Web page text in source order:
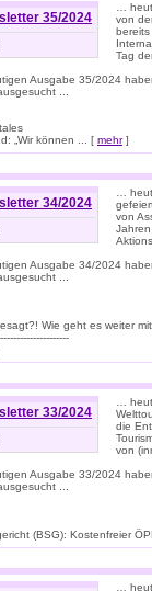
35/2024
…
von
bereits
Tag
Ausgabe 35/2024
...
„Wir können ... [ mehr]
34/2024
…
von
Ausgabe 34/2024
...
Wie geht es weiter
33/2024
…
die
von
Ausgabe 33/2024
...
(BSG): Kostenfreier
…